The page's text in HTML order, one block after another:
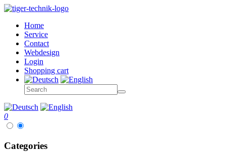
Home
Service
Contact
Webdesign
Login
Shopping cart
0
Categories